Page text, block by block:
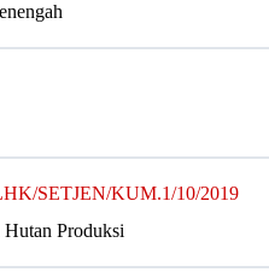
SETJEN/KUM.1/10/2019
Hutan Produksi